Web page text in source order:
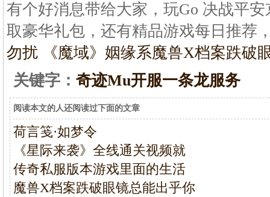
有个好消息带给大家，玩Go 决战平
取豪华礼包，还有精品游戏每日推荐
勿扰 《魔域》姻缘系魔兽X档案跌破
关键字： 奇迹Mu开服一条龙服务
阅读本文的人还阅读过下面的文章
荷言笺·如梦令
《星际来袭》全线通关视频就
传奇私服版本游戏里面的生活
魔兽X档案跌破眼镜总能出乎你